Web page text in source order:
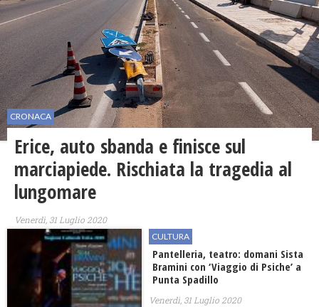
CRONACA
Erice, auto sbanda e finisce sul
marciapiede. Rischiata la tragedia al
lungomare
Venerdì, 31 Luglio 2020
CULTURA
Pantelleria, teatro: domani Sista
Bramini con ‘Viaggio di Psiche’ a
Punta Spadillo
Venerdì, 31 Luglio 2020